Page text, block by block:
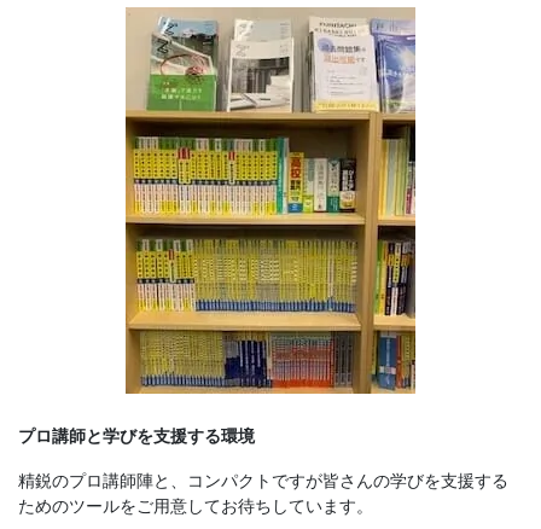
プロ講師と学びを支援する環境
精鋭のプロ講師陣と、コンパクトですが皆さんの学びを支援する
ためのツールをご用意してお待ちしています。